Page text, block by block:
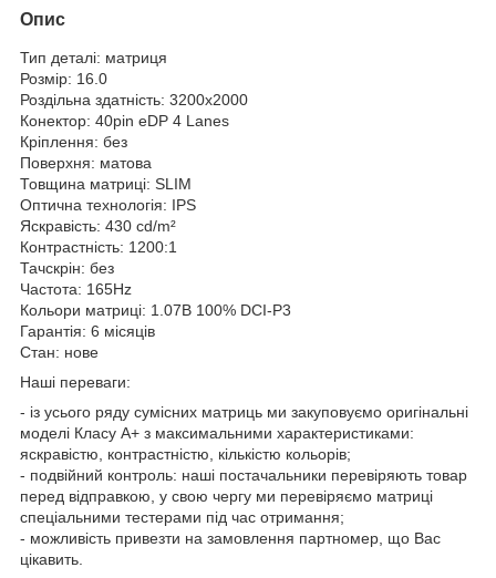
Опис
Тип деталі: матриця
Розмір: 16.0
Роздільна здатність: 3200x2000
Конектор: 40pin eDP 4 Lanes
Кріплення: без
Поверхня: матова
Товщина матриці: SLIM
Оптична технологія: IPS
Яскравість: 430 cd/m²
Контрастність: 1200:1
Тачскрін: без
Частота: 165Hz
Кольори матриці: 1.07B 100% DCI-P3
Гарантія: 6 місяців
Стан: нове
Наші переваги:
- із усього ряду сумісних матриць ми закуповуємо оригінальні
моделі Класу А+ з максимальними характеристиками:
яскравістю, контрастністю, кількістю кольорів;
- подвійний контроль: наші постачальники перевіряють товар
перед відправкою, у свою чергу ми перевіряємо матриці
спеціальними тестерами під час отримання;
- можливість привезти на замовлення партномер, що Вас
цікавить.